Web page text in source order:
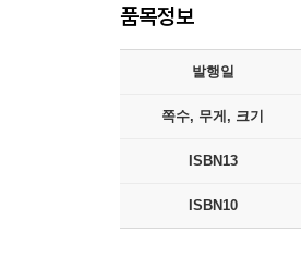
품목정보
발행일
쪽수, 무게, 크기
ISBN13
ISBN10